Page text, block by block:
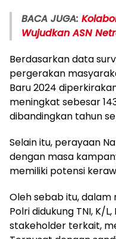
BACA JUGA:
Wujudkan ASN
Berdasarkan data
pergerakan
Baru 2024
meningkat sebesar
dibandingkan tahun
Selain itu, perayaan
dengan masa
memiliki potensi
Oleh sebab itu,
Polri didukung TNI, K/
stakeholder terkait,